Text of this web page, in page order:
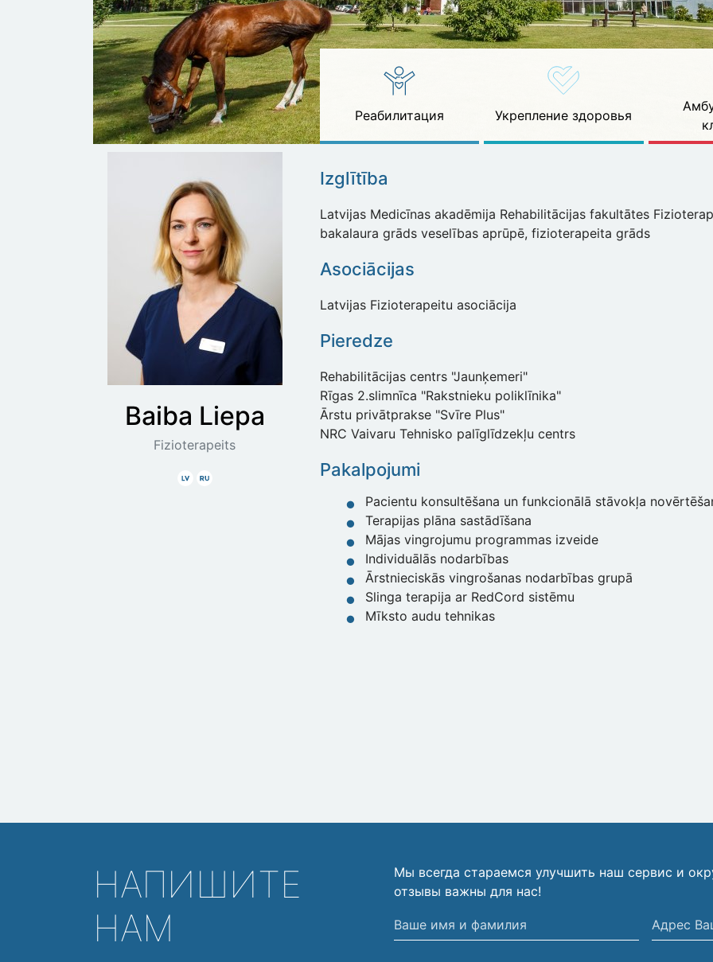
Реабилитация Укрепление здоровья
Baiba Liepa
Fizioterapeits
LatviskiKrieviski
Izglītība
Latvijas Medicīnas akadēmija Rehabilitācijas fakultātes
bakalaura grāds veselības aprūpē, fizioterapeita grāds
Asociācijas
Latvijas Fizioterapeitu asociācija
Pieredze
Rehabilitācijas centrs "Jaunķemeri"
Rīgas 2.slimnīca "Rakstnieku poliklīnika"
Ārstu privātprakse "Svīre Plus"
NRC Vaivaru Tehnisko palīglīdzekļu centrs
Pakalpojumi
Pacientu konsultēšana un funkcionālā stāvokļa
Terapijas plāna sastādīšana
Mājas vingrojumu programmas izveide
Individuālās nodarbības
Ārstnieciskās vingrošanas nodarbības grupā
Slinga terapija ar RedCord sistēmu
Mīksto audu tehnikas
НАПИШИТЕ
НАМ
Мы всегда стараемся улучшить наш сервис и
отзывы важны для нас!
Ваше
имя
Адрес
Вашей